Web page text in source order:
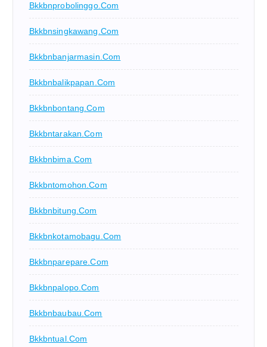
Bkkbnprobolinggo.com
Bkkbnsingkawang.com
Bkkbnbanjarmasin.com
Bkkbnbalikpapan.com
Bkkbnbontang.com
Bkkbntarakan.com
Bkkbnbima.com
Bkkbntomohon.com
Bkkbnbitung.com
Bkkbnkotamobagu.com
Bkkbnparepare.com
Bkkbnpalopo.com
Bkkbnbaubau.com
Bkkbntual.com